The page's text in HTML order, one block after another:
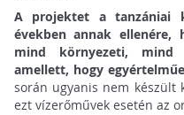
A projektet a tanzániai
években annak ellenére,
mind környezeti, mind
amellett, hogy
során ugyanis nem készült
ezt vízerőművek esetén az